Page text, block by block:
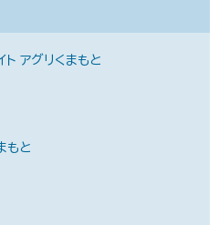
ト アグリくまもと
もと